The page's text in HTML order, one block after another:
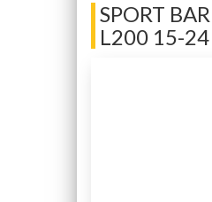
SPORT
L200 15-24